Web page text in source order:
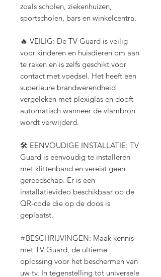
zoals scholen, ziekenhuizen,
sportscholen, bars en winkelcentra.
🔥 VEILIG: De TV Guard is veilig
voor kinderen en huisdieren om aan
te raken en is zelfs geschikt voor
contact met voedsel. Het heeft een
superieure brandwerendheid
vergeleken met plexiglas en dooft
automatisch wanneer de vlambron
wordt verwijderd.
🛠️ EENVOUDIGE INSTALLATIE: TV
Guard is eenvoudig te installeren
met klittenband en vereist geen
gereedschap. Er is een
installatievideo beschikbaar op de
QR-code die op de doos is
geplaatst.
⭐BESCHRIJVINGEN: Maak kennis
met TV Guard, de ultieme
oplossing voor het beschermen van
uw tv. In tegenstelling tot universele